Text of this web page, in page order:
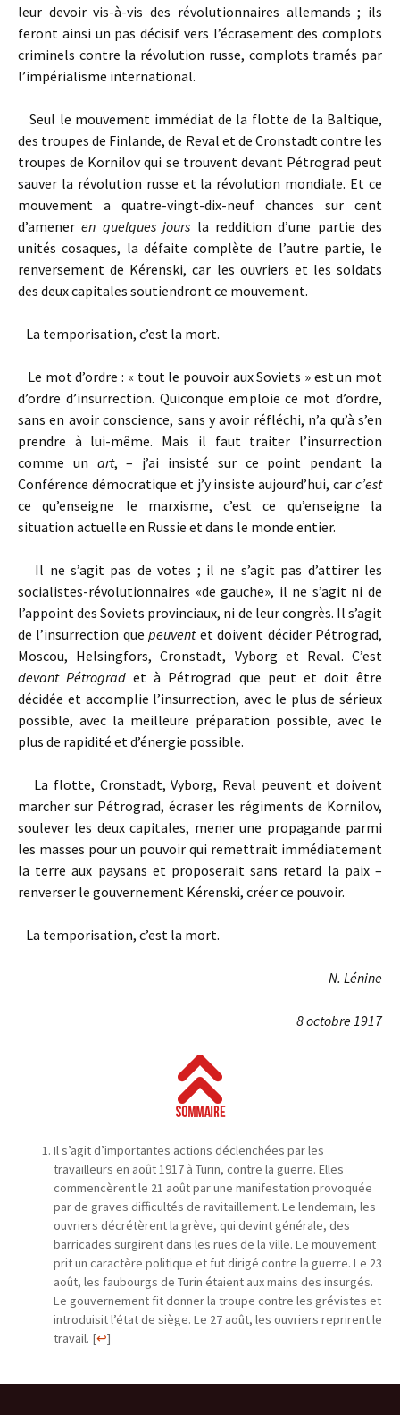
leur devoir vis-à-vis des révolutionnaires allemands ; ils
feront ainsi un pas décisif vers l’écrasement des complots
criminels contre la révolution russe, complots tramés par
l’impérialisme international.
Seul le mouvement immédiat de la flotte de la Baltique,
des troupes de Finlande, de Reval et de Cronstadt contre les
troupes de Kornilov qui se trouvent devant Pétrograd peut
sauver la révolution russe et la révolution mondiale. Et ce
mouvement a quatre-vingt-dix-neuf chances sur cent
d’ameneren quelques jours la reddition d’une partie des
unités cosaques, la défaite complète de l’autre partie, le
renversement de Kérenski, car les ouvriers et les soldats
des deux capitales soutiendront ce mouvement.
La temporisation, c’est la mort.
Le mot d’ordre : « tout le pouvoir aux Soviets » est un mot
d’ordre d’insurrection. Quiconque emploie ce mot d’ordre,
sans en avoir conscience, sans y avoir réfléchi, n’a qu’à s’en
prendre à lui-même. Mais il faut traiter l’insurrection
comme un art, – j’ai insisté sur ce point pendant la
Conférence démocratique et j’y insiste aujourd’hui, car c’est
ce qu’enseigne le marxisme, c’est ce qu’enseigne la
situation actuelle en Russie et dans le monde entier.
Il ne s’agit pas de votes ; il ne s’agit pas d’attirer les
socialistes-révolutionnaires «de gauche», il ne s’agit ni de
l’appoint des Soviets provinciaux, ni de leur congrès. Il s’agit
de l’insurrection quepeuventet doivent décider Pétrograd,
Moscou, Helsingfors, Cronstadt, Vyborg et Reval. C’est
devant Pétrograd et à Pétrograd que peut et doit être
décidée et accomplie l’insurrection, avec le plus de sérieux
possible, avec la meilleure préparation possible, avec le
plus de rapidité et d’énergie possible.
La flotte, Cronstadt, Vyborg, Reval peuvent et doivent
marcher sur Pétrograd, écraser les régiments de Kornilov,
soulever les deux capitales, mener une propagande parmi
les masses pour un pouvoir qui remettrait immédiatement
la terre aux paysans et proposerait sans retard la paix –
renverser le gouvernement Kérenski, créer ce pouvoir.
La temporisation, c’est la mort.
N. Lénine
8 octobre 1917
Il s’agit d’importantes actions déclenchées par les
travailleurs en août 1917 à Turin, contre la guerre. Elles
commencèrent le 21 août par une manifestation provoquée
par de graves difficultés de ravitaillement. Le lendemain, les
ouvriers décrétèrent la grève, qui devint générale, des
barricades surgirent dans les rues de la ville. Le mouvement
prit un caractère politique et fut dirigé contre la guerre. Le 23
août, les faubourgs de Turin étaient aux mains des insurgés.
Le gouvernement fit donner la troupe contre les grévistes et
introduisit l’état de siège. Le 27 août, les ouvriers reprirent le
travail. [↩]